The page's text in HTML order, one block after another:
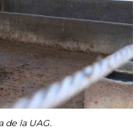
de la UAG.